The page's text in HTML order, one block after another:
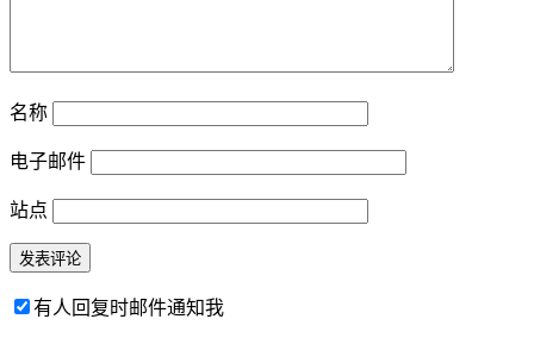
名称
电子邮件
站点
有人回复时邮件通知我